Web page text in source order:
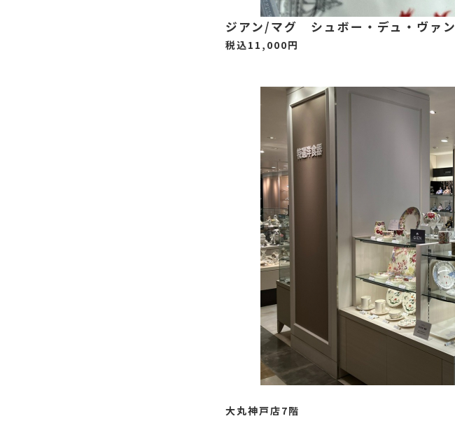
ジアン/マグ シュボー・デュ・ヴァン
税込11,000円
大丸神戸店7階